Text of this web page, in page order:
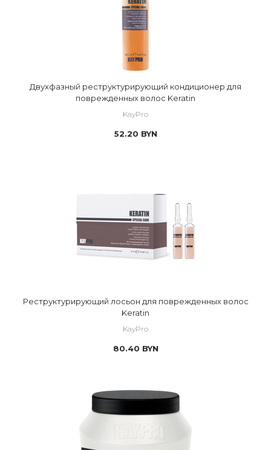
Двухфазный реструктурирующий кондиционер для
поврежденных волос Keratin
KayPro
52.20 BYN
Реструктурирующий лосьон для поврежденных волос
Keratin
KayPro
80.40 BYN